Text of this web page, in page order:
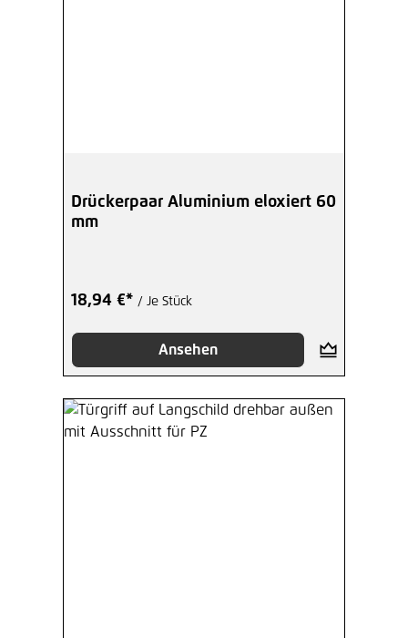
Drückerpaar Aluminium eloxiert 60
mm
18,94 €* / Je Stück
Ansehen